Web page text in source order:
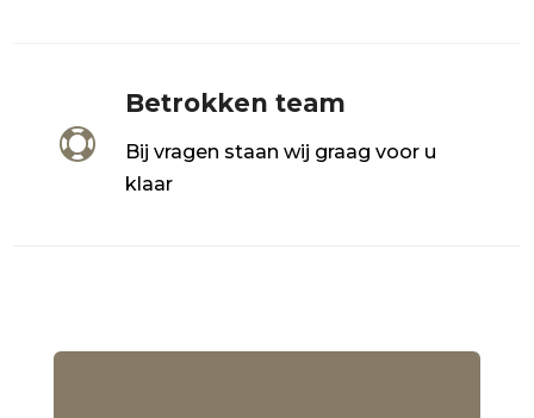

Betrokken team
Bij vragen staan wij graag voor u
klaar